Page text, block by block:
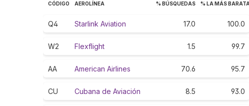
CÓDIGO AEROLÍNEA % BÚSQUEDAS % LA MÁS BARATA
Q4 Starlink Aviation 17.0 100.0
W2 Flexflight 1.5 99.7
AA American Airlines 70.6 95.7
CU Cubana de Aviación 8.5 93.0